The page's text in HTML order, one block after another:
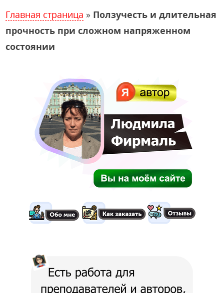
Главная страница » Ползучесть и длительная
прочность при сложном напряженном
состоянии